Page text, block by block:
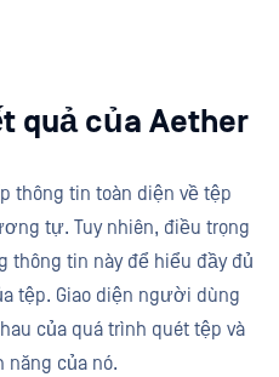
quả của Aether
thông tin toàn diện về tệp
tự. Tuy nhiên, điều trọng
thông tin này để hiểu đầy đủ
tệp. Giao diện người dùng
của quá trình quét tệp và
năng của nó.